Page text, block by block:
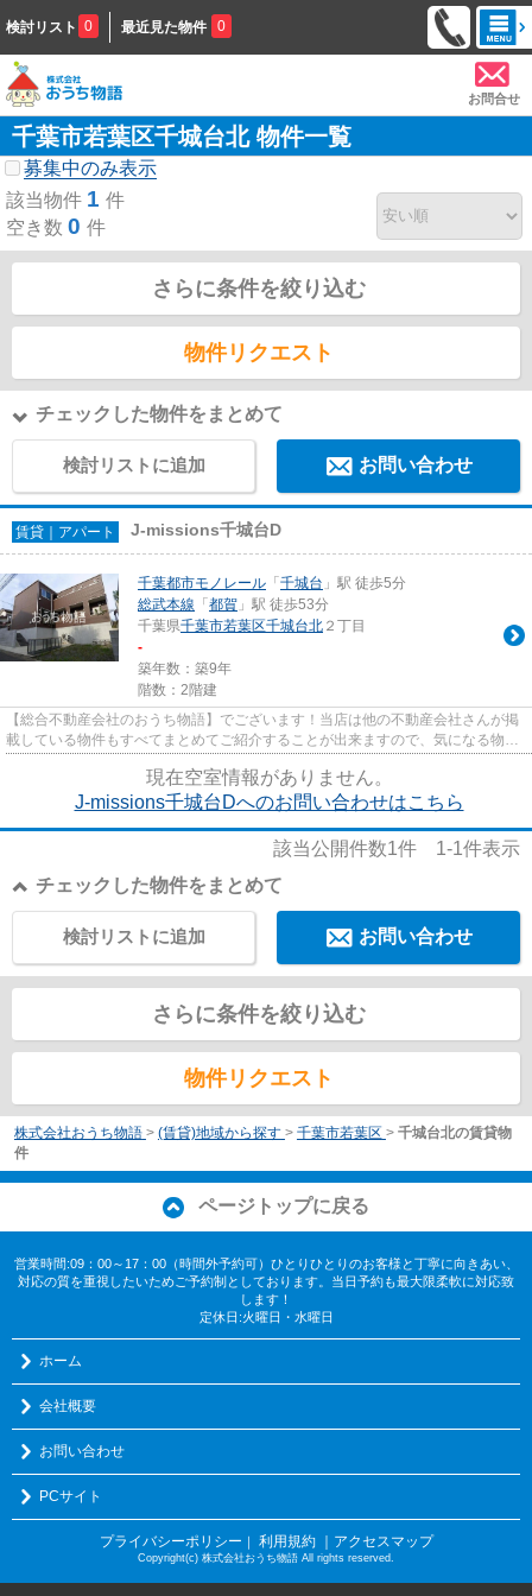
検討リスト 0 最近見た物件 0
お問合せ
千葉市若葉区千城台北 物件一覧
募集中のみ表示
該当物件 1 件
空き数 0 件
さらに条件を絞り込む
物件リクエスト
チェックした物件をまとめて
検討リストに追加 お問い合わせ
賃貸｜アパート J-missions千城台D
千葉都市モノレール 「 千城台 」駅 徒歩5分
総武本線 「 都賀 」駅 徒歩53分
千葉県千葉市若葉区千城台北 ２丁目
-
築年数：築9年
階数：2階建
【総合不動産会社のおうち物語】でございます！当店は他の不動産会社さんが掲
載している物件もすべてまとめてご紹介することが出来ますので、気になる物件
現在空室情報がありません。
J-missions千城台Dへのお問い合わせはこちら
該当公開件数1件 1-1件表示
チェックした物件をまとめて
お問い合わせ
検討リストに追加
さらに条件を絞り込む
物件リクエスト
株式会社おうち物語 > (賃貸)地域から探す > 千葉市若葉区 > 千城台北の賃貸物
件
ページトップに戻る
営業時間:09：00～17：00（時間外予約可）ひとりひとりのお客様と丁寧に向きあい、
対応の質を重視したいためご予約制としております。当日予約も最大限柔軟に対応致
します！
定休日:火曜日・水曜日
ホーム
会社概要
お問い合わせ
PCサイト
プライバシーポリシー ｜ 利用規約 ｜アクセスマップ
Copyright(c) 株式会社おうち物語 All rights reserved.